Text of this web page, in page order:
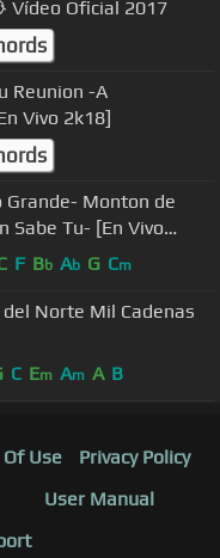
Vídeo Oficial 2017
Reunion -A
Vivo 2k18]
Grande- Monton de
Sabe Tu- [En Vivo
F Bb Ab G Cm
Norte Mil Cadenas
C Em Am A B
Use
Privacy Policy
User Manual